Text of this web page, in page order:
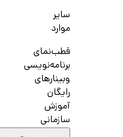
سایر
موارد
قطب‌نمای
برنامه‌نویسی
وبینارهای
رایگان
آموزش
سازمانی